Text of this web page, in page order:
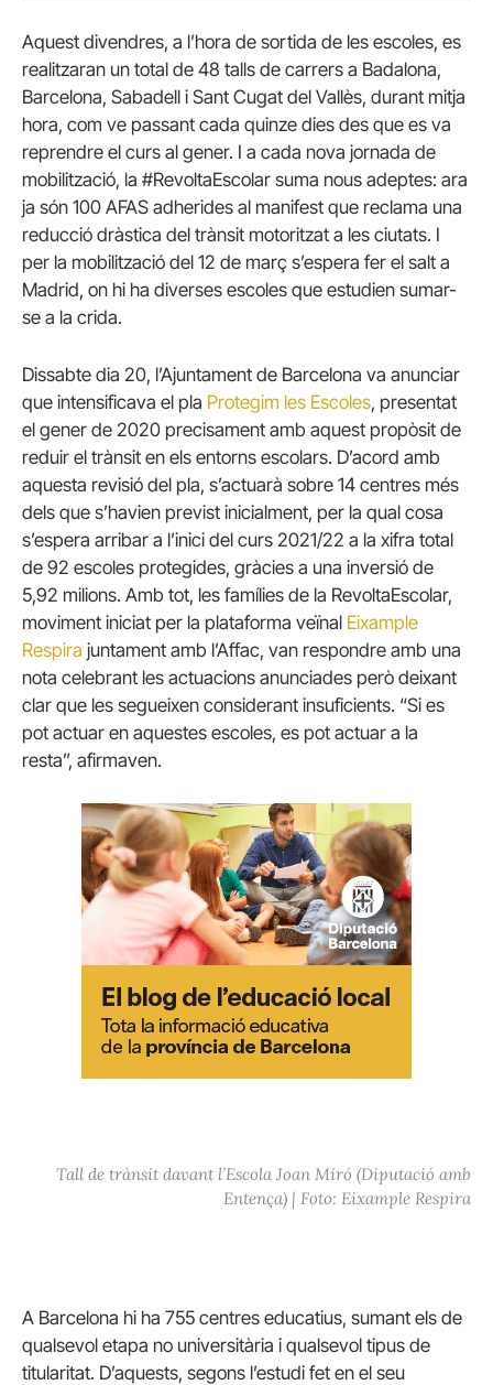
Aquest divendres, a l’hora de sortida de les escoles, es
realitzaran un total de 48 talls de carrers a Badalona,
Barcelona, Sabadell i Sant Cugat del Vallès, durant mitja
hora, com ve passant cada quinze dies des que es va
reprendre el curs al gener. I a cada nova jornada de
mobilització, la #RevoltaEscolar suma nous adeptes: ara
ja són 100 AFAS adherides al manifest que reclama una
reducció dràstica del trànsit motoritzat a les ciutats. I
per la mobilització del 12 de març s’espera fer el salt a
Madrid, on hi ha diverses escoles que estudien sumar-
se a la crida.
Dissabte dia 20, l’Ajuntament de Barcelona va anunciar
que intensificava el pla Protegim les Escoles, presentat
el gener de 2020 precisament amb aquest propòsit de
reduir el trànsit en els entorns escolars. D’acord amb
aquesta revisió del pla, s’actuarà sobre 14 centres més
dels que s’havien previst inicialment, per la qual cosa
s’espera arribar a l’inici del curs 2021/22 a la xifra total
de 92 escoles protegides, gràcies a una inversió de
5,92 milions. Amb tot, les famílies de la RevoltaEscolar,
moviment iniciat per la plataforma veïnal Eixample
Respira juntament amb l’Affac, van respondre amb una
nota celebrant les actuacions anunciades però deixant
clar que les segueixen considerant insuficients. “Si es
pot actuar en aquestes escoles, es pot actuar a la
resta”, afirmaven.
Tall de trànsit davant l’Escola Joan Miró (Diputació amb
Entença) | Foto: Eixample Respira
A Barcelona hi ha 755 centres educatius, sumant els de
qualsevol etapa no universitària i qualsevol tipus de
titularitat. D’aquests, segons l’estudi fet en el seu